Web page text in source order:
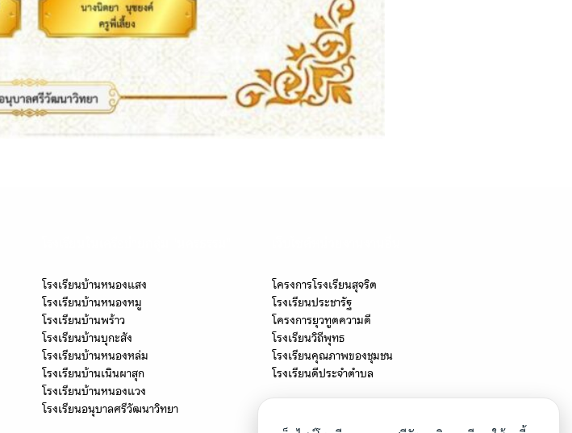
โรงเรียนบ้านหนองแสง
โรงเรียนบ้านหนองหมู
โรงเรียนบ้านพร้าว
โรงเรียนบ้านบุกะสัง
โรงเรียนบ้านหนองหล่ม
โรงเรียนบ้านเนินผาสุก
โรงเรียนบ้านหนองแวง
โรงเรียนอนุบาลศรีวัฒนาวิทยา
โครงการโรงเรียนสุจริต
โรงเรียนประชารัฐ
โครงการยุวทูตความดี
โรงเรียนวิถีพุทธ
โรงเรียนคุณภาพของชุมชน
โรงเรียนดีประจำตำบล